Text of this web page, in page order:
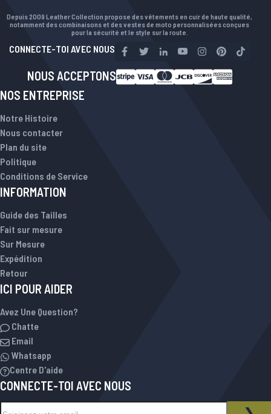
Depuis 2009 Leather Collection propose des vêtements en cuir de haute qualité,
notamment des combinaisons et des vestes de moto personnalisées conçues
pour la sécurité et le style sur la route.
CONNECTE-TOI AVEC NOUS
NOUS ACCEPTONS
NOS ENTREPRISE
Notre Histoire
Nous contacter
Plan du site
Politique
Conditions de Service
INFORMATION
Guide des Tailles
Fait sur mesure
Sur Mesure
Expédition
Retour
ICI POUR AIDER
Avez Une Question?
Chatte
Email
Whatsapp
Centre D'aide
CONNECTE-TOI AVEC NOUS
NEWSLETTER